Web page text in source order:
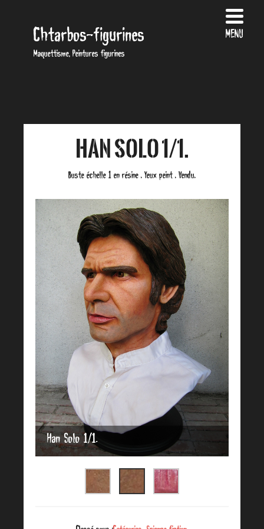
Chtarbos-figurines
Maquettisme, Peintures figurines
Han Solo 1/1.
Buste échelle 1 en résine . Yeux peint . Vendu.
Han Solo 1/1.
MENU